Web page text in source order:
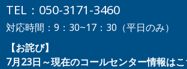
TEL： 050-3171-3460
対応時間：9：30~17：30（平日のみ）
【お詫び】
7月23日～現在のコールセンター情報はこ